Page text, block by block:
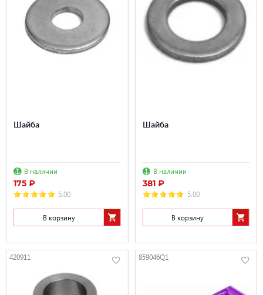
Шайба
В наличии
175 ₽
5.00
В корзину
Шайба
В наличии
381 ₽
5.00
В корзину
420911 859046Q1